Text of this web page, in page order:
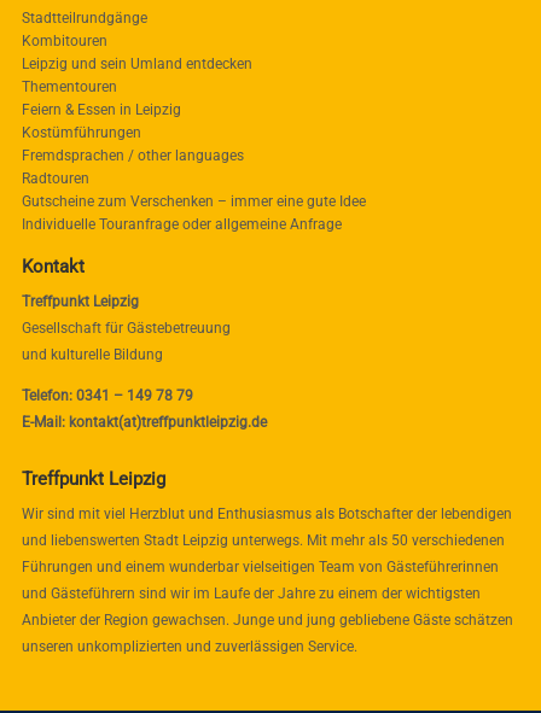
Stadtteilrundgänge
Kombitouren
Leipzig und sein Umland entdecken
Thementouren
Feiern & Essen in Leipzig
Kostümführungen
Fremdsprachen / other languages
Radtouren
Gutscheine zum Verschenken – immer eine gute Idee
Individuelle Touranfrage oder allgemeine Anfrage
Kontakt
Treffpunkt Leipzig
Gesellschaft für Gästebetreuung
und kulturelle Bildung
Telefon: 0341 – 149 78 79
E-Mail: kontakt(at)treffpunktleipzig.de
Treffpunkt Leipzig
Wir sind mit viel Herzblut und Enthusiasmus als Botschafter der lebendigen
und liebenswerten Stadt Leipzig unterwegs. Mit mehr als 50 verschiedenen
Führungen und einem wunderbar vielseitigen Team von Gästeführerinnen
und Gästeführern sind wir im Laufe der Jahre zu einem der wichtigsten
Anbieter der Region gewachsen. Junge und jung gebliebene Gäste schätzen
unseren unkomplizierten und zuverlässigen Service.